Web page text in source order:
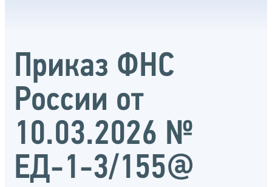
Приказ ФНС
России от
10.03.2026 №
ЕД-1-3/155@